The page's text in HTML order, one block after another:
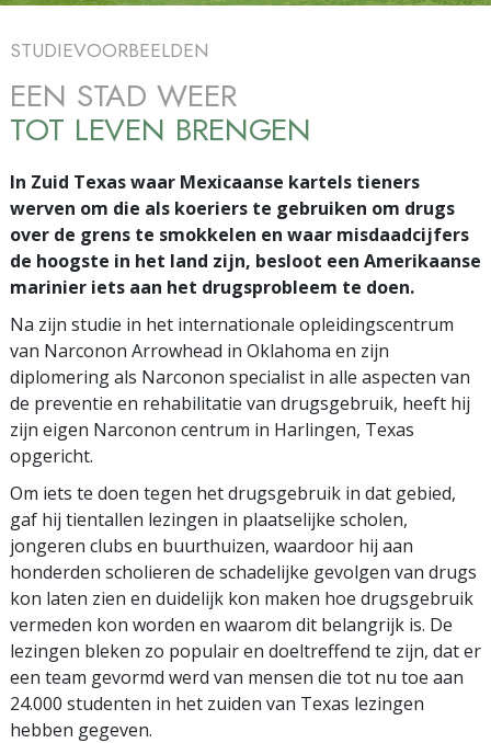
STUDIEVOORBEELDEN
EEN STAD WEER
TOT LEVEN BRENGEN
In Zuid Texas waar Mexicaanse kartels tieners
werven om die als koeriers te gebruiken om drugs
over de grens te smokkelen en waar misdaadcijfers
de hoogste in het land zijn, besloot een Amerikaanse
marinier iets aan het drugsprobleem te doen.
Na zijn studie in het internationale opleidingscentrum
van Narconon Arrowhead in Oklahoma en zijn
diplomering als Narconon specialist in alle aspecten van
de preventie en rehabilitatie van drugsgebruik, heeft hij
zijn eigen Narconon centrum in Harlingen, Texas
opgericht.
Om iets te doen tegen het drugsgebruik in dat gebied,
gaf hij tientallen lezingen in plaatselijke scholen,
jongeren clubs en buurthuizen, waardoor hij aan
honderden scholieren de schadelijke gevolgen van drugs
kon laten zien en duidelijk kon maken hoe drugsgebruik
vermeden kon worden en waarom dit belangrijk is. De
lezingen bleken zo populair en doeltreffend te zijn, dat er
een team gevormd werd van mensen die tot nu toe aan
24.000 studenten in het zuiden van Texas lezingen
hebben gegeven.